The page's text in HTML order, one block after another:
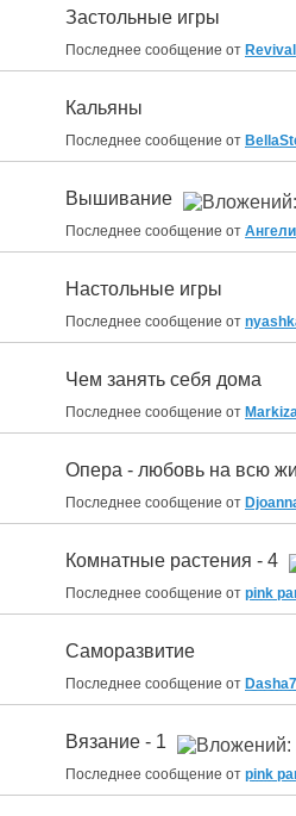
Застольные игры
Последнее сообщение от Revival
Кальяны
Последнее сообщение от
Вышивание
Последнее сообщение от
Настольные игры
Последнее сообщение от
Чем занять себя дома
Последнее сообщение от Markiza
Опера - любовь на всю
Последнее сообщение от
Комнатные растения - 4
Последнее сообщение от pink
Саморазвитие
Последнее сообщение от Dasha7
Вязание - 1
Последнее сообщение от pink